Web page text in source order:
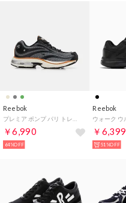
Reebok
プレミア ポンプ パリ トレーナー / PREMIER PUMP PARIS TRAINER （ピュアグレー）
￥6,990
64%OFF
Reebok
￥6,399
51%OFF